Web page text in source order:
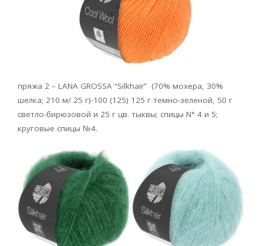
пряжа 2 – LANA GROSSA “Silkhair” (70% мохера, 30%
шелка; 210 м/ 25 г)-100 (125) 125 г темно-зеленой, 50 г
светло-бирюзовой и 25 г цв. тыквы; спицы N° 4 и 5;
круговые спицы №4.